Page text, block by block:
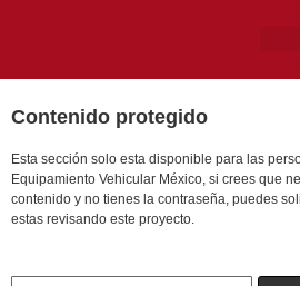
Contenido protegido
Esta sección solo esta disponible para las
Equipamiento Vehicular México, si crees que
contenido y no tienes la contraseña, puedes
estas revisando este proyecto.